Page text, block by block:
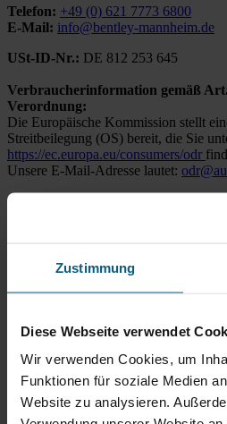
Zustimmung
Diese Webseite verwendet
Wir verwenden Cookies, um
Funktionen für soziale Medien
Website zu analysieren.
Telefon: +49 (0) 621 7773 6800
E-Mail: info@bentley-mannheim.de
USt-ID-Nr.: DE 812 253 645
Verbraucherinformation gemäß
Verordnung:
Die Europäische Kommission stellt
Streitbeilegung (OS) bereit, die Sie
https://ec.europa.eu/consumers/odr
Unsere E-Mail-Adresse lautet:
Hinweis gemäß § 36
teilzunehmen.